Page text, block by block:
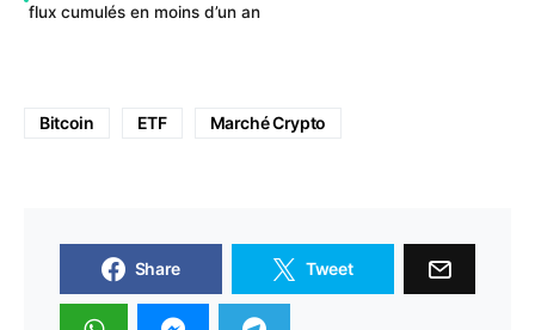
flux cumulés en moins d’un an
Bitcoin ETF Marché Crypto
Share Tweet